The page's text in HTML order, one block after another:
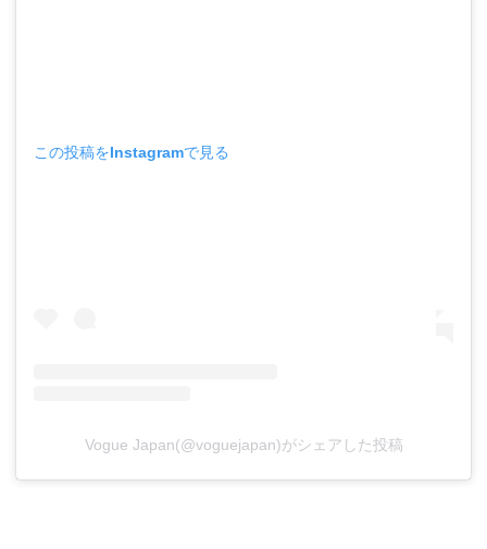
この投稿をInstagramで見る
Vogue Japan(@voguejapan)がシェアした投稿